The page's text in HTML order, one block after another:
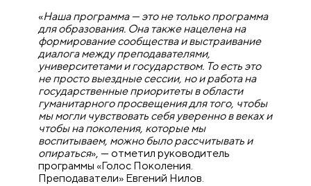
«Наша программа — это не только программа
для образования. Она также нацелена на
формирование сообщества и выстраивание
диалога между преподавателями,
университетами и государством. То есть это
не просто выездные сессии, но и работа на
государственные приоритеты в области
гуманитарного просвещения для того, чтобы
мы могли чувствовать себя уверенно в веках и
чтобы на поколения, которые мы
воспитываем, можно было рассчитывать и
опираться», — отметил руководитель
программы «Голос Поколения.
Преподаватели» Евгений Нилов.